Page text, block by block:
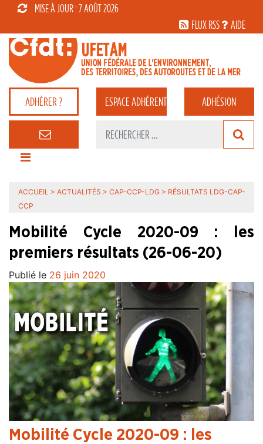
MISE À JOUR : 7 AOÛT 2026
FLUX RSS
AIDE
ADHÉRER ? ESPACEADHÉRENT ADHÉSION
ACCUEIL > ACTUALITÉS > CAP-CCP-LDG > RÉSULTATS LDG-CAP-
CCP
Mobilité Cycle 2020-09 : les
premiers résultats (26-06-20)
Publié le 26 juin 2020
Mobilité Cycle 2020-09 : les